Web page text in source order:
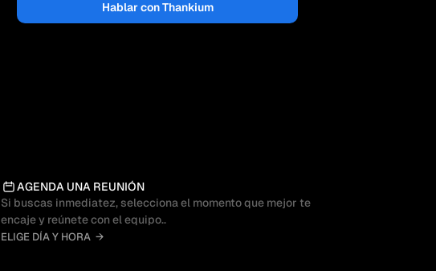
Hablar con Thankium
AGENDA UNA REUNIÓN
Si buscas inmediatez, selecciona el momento que mejor te
encaje y reúnete con el equipo..
ELIGE DÍA Y HORA  →